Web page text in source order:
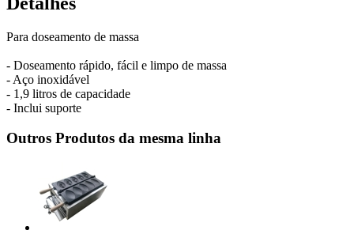
Para doseamento de massa
- Doseamento rápido, fácil e limpo de massa
- Aço inoxidável
- 1,9 litros de capacidade
- Inclui suporte
Outros Produtos da mesma linha